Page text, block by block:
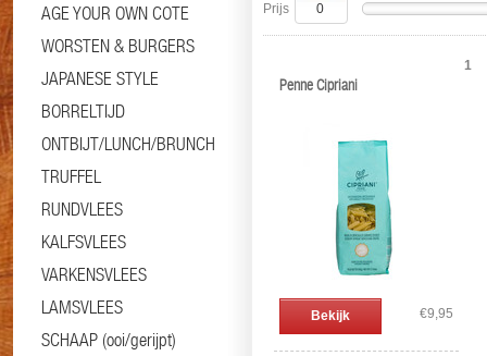
AGE YOUR OWN COTE
WORSTEN & BURGERS
JAPANESE STYLE
BORRELTIJD
ONTBIJT/LUNCH/BRUNCH
TRUFFEL
RUNDVLEES
KALFSVLEES
VARKENSVLEES
LAMSVLEES
SCHAAP (ooi/gerijpt)
Prijs
Penne Cipriani
Bekijk €9,95
1